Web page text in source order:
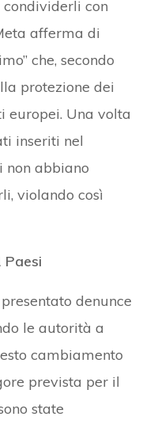
con
afferma di
che, secondo
protezione dei
Una volta
inseriti nel
non abbiano
violando così
Paesi
denunce
le autorità a
cambiamento
prevista per il
state